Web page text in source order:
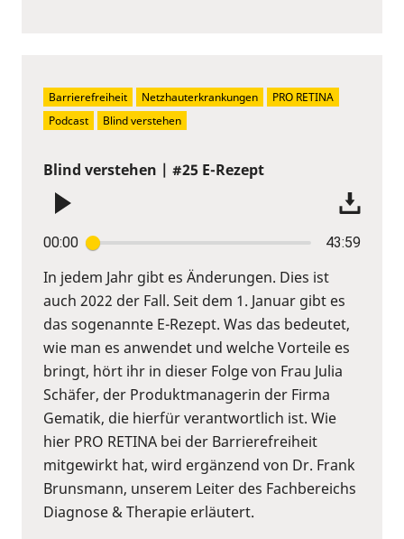
Blind verstehen | #25 E-Rezept
00:00 43:59
In jedem Jahr gibt es Änderungen. Dies ist
auch 2022 der Fall. Seit dem 1. Januar gibt es
das sogenannte E-Rezept. Was das bedeutet,
wie man es anwendet und welche Vorteile es
bringt, hört ihr in dieser Folge von Frau Julia
Schäfer, der Produktmanagerin der Firma
Gematik, die hierfür verantwortlich ist. Wie
hier PRO RETINA bei der Barrierefreiheit
mitgewirkt hat, wird ergänzend von Dr. Frank
Brunsmann, unserem Leiter des Fachbereichs
Diagnose & Therapie erläutert.
Barrierefreiheit Netzhauterkrankungen
PRO RETINA
Podcast
Blind verstehen